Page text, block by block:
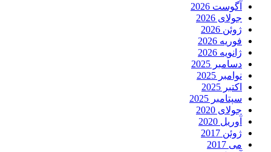
آگوست 2026
جولای 2026
ژوئن 2026
فوریه 2026
ژانویه 2026
دسامبر 2025
نوامبر 2025
اکتبر 2025
سپتامبر 2025
جولای 2020
آوریل 2020
ژوئن 2017
می 2017